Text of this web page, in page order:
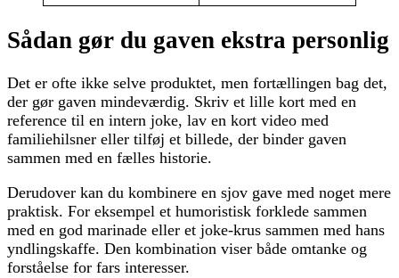
Sådan gør du gaven ekstra personlig
Det er ofte ikke selve produktet, men fortællingen bag det,
der gør gaven mindeværdig. Skriv et lille kort med en
reference til en intern joke, lav en kort video med
familiehilsner eller tilføj et billede, der binder gaven
sammen med en fælles historie.
Derudover kan du kombinere en sjov gave med noget mere
praktisk. For eksempel et humoristisk forklede sammen
med en god marinade eller et joke-krus sammen med hans
yndlingskaffe. Den kombination viser både omtanke og
forståelse for fars interesser.